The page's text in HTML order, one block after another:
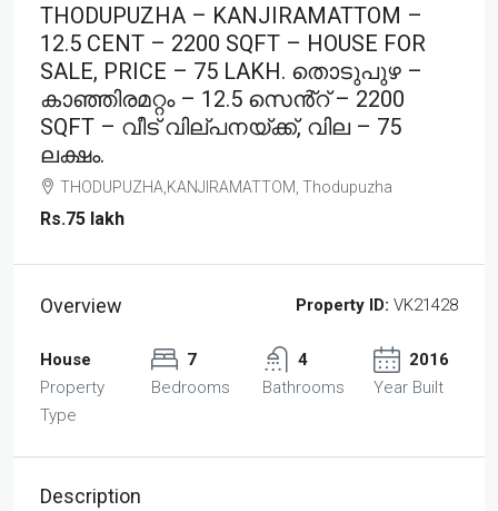
THODUPUZHA – KANJIRAMATTOM –
12.5 CENT – 2200 SQFT – HOUSE FOR
SALE, PRICE – 75 LAKH. തൊടുപുഴ –
കാഞ്ഞിരമറ്റം – 12.5 സെൻ്റ് – 2200
SQFT – വീട് വില്പനയ്ക്ക്, വില – 75
ലക്ഷം.
THODUPUZHA,KANJIRAMATTOM, Thodupuzha
Rs.75 lakh
Overview Property ID: VK21428
House
Property
Type
7
Bedrooms
4
Bathrooms
2016
Year Built
Description